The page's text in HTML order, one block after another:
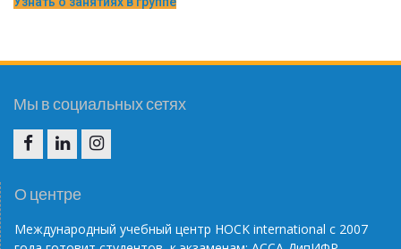
Мы в социальных сетях
N
О центре
Международный учебный центр НОСK international с 2007